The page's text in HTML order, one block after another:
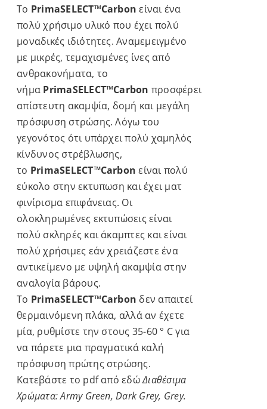
Το PrimaSELECT™Carbon είναι ένα
πολύ χρήσιμο υλικό που έχει πολύ
μοναδικές ιδιότητες. Αναμεμειγμένο
με μικρές, τεμαχισμένες ίνες από
ανθρακονήματα, το
νήμα PrimaSELECT™Carbon προσφέρει
απίστευτη ακαμψία, δομή και μεγάλη
πρόσφυση στρώσης. Λόγω του
γεγονότος ότι υπάρχει πολύ χαμηλός
κίνδυνος στρέβλωσης,
το PrimaSELECT™Carbon είναι πολύ
εύκολο στην εκτυπωση και έχει ματ
φινίρισμα επιφάνειας. Οι
ολοκληρωμένες εκτυπώσεις είναι
πολύ σκληρές και άκαμπτες και είναι
πολύ χρήσιμες εάν χρειάζεστε ένα
αντικείμενο με υψηλή ακαμψία στην
αναλογία βάρους.
Το PrimaSELECT™Carbon δεν απαιτεί
θερμαινόμενη πλάκα, αλλά αν έχετε
μία, ρυθμίστε την στους 35-60 ° C για
να πάρετε μια πραγματικά καλή
πρόσφυση πρώτης στρώσης.
Κατεβάστε το pdf απόεδώΔιαθέσιμα
Χρώματα: Army Green, Dark Grey, Grey.